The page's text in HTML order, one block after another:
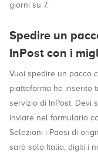
giorni su 7.
Spedire un
InPost con i
Vuoi spedire un pacco
piattaforma ha inserito
servizio di InPost. Devi
inviare nel formulario
Selezioni i Paesi di
sarà solo Italia, digiti i